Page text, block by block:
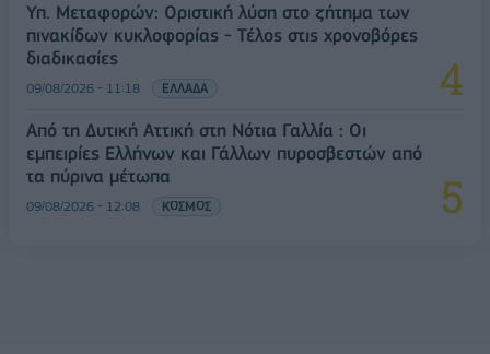
Υπ. Μεταφορών: Οριστική λύση στο ζήτημα των
πινακίδων κυκλοφορίας - Τέλος στις χρονοβόρες
διαδικασίες
09/08/2026 - 11:18 ΕΛΛΑΔΑ
Από τη Δυτική Αττική στη Νότια Γαλλία : Οι
εμπειρίες Ελλήνων και Γάλλων πυροσβεστών από
τα πύρινα μέτωπα
09/08/2026 - 12:08 ΚΟΣΜΟΣ